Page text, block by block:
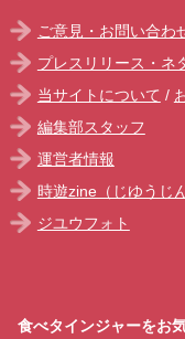
ご意見・お問い合わ
プレスリリース・ネ
当サイトについて /
編集部スタッフ
運営者情報
時遊zine（じゆうじん
ジユウフォト
食べタインジャーをお